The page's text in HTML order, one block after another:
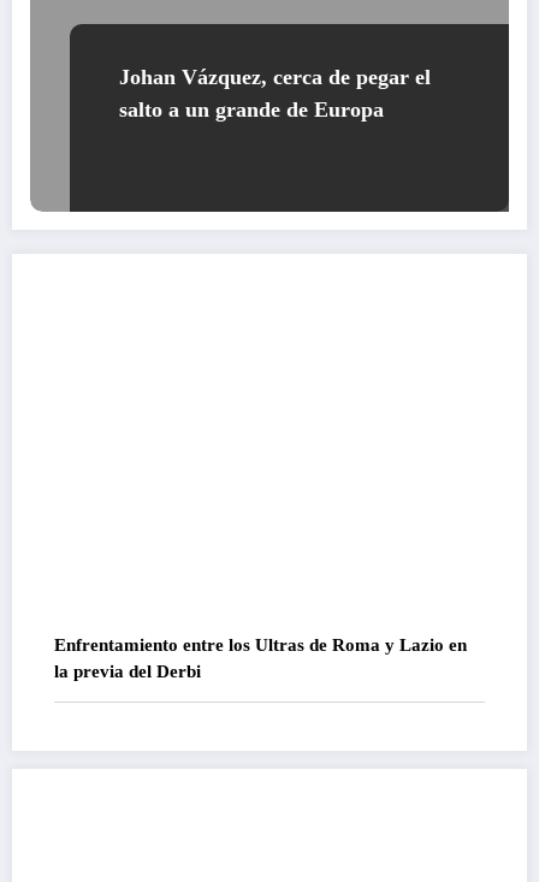
Johan Vázquez, cerca de pegar el
salto a un grande de Europa
Enfrentamiento entre los Ultras de Roma y Lazio en
la previa del Derbi